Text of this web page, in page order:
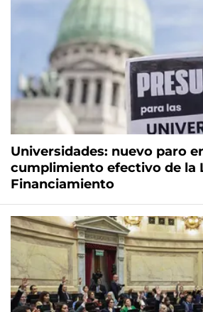
Universidades: nuevo paro
cumplimiento efectivo de la
Financiamiento